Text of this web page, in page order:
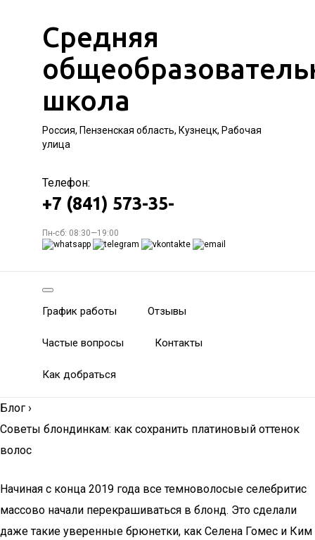
Средняя
школа
Россия, Пензенская область, Кузнецк, Рабочая
улица
Телефон:
+7 (841) 573-35-
Пн-сб: 08:30—19:00
График работы Отзывы
Частые вопросы Контакты
Как добраться
Блог ›
Советы блондинкам: как сохранить платиновый оттенок
волос
Начиная с конца 2019 года все темноволосые селебритис
массово начали перекрашиваться в блонд. Это сделали
даже такие уверенные брюнетки, как Селена Гомес и Ким